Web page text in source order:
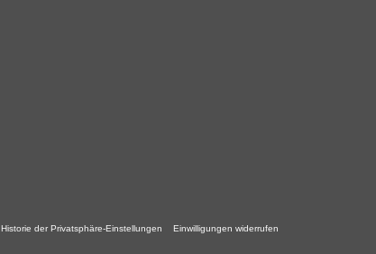
Historie der Privatsphäre-Einstellungen Einwilligungen widerrufen